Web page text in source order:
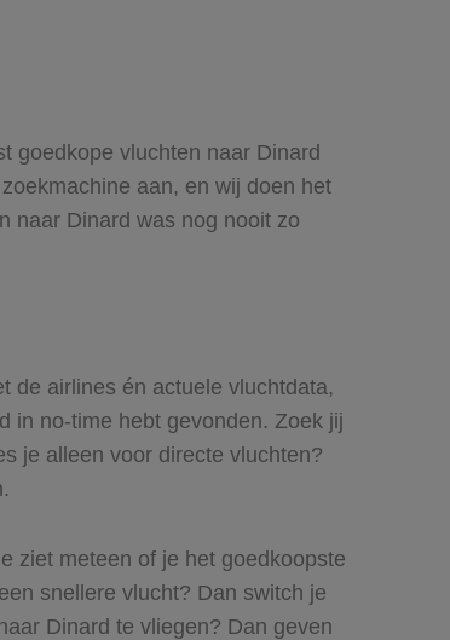
goedkope vluchten naar Dinard
aan, en wij doen het
naar Dinard was nog nooit zo
de airlines én actuele vluchtdata,
in no-time hebt gevonden. Zoek jij
je alleen voor directe vluchten?
ziet meteen of je het goedkoopste
snellere vlucht? Dan switch je
Dinard te vliegen? Dan geven